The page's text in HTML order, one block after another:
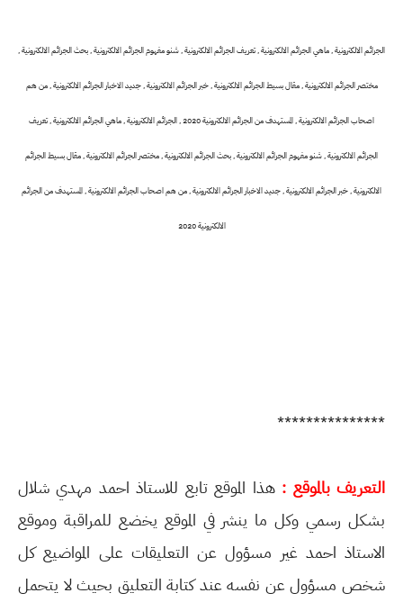
الجرائم الالكترونية , ماهي الجرائم الالكترونية , تعريف الجرائم الالكترونية , شنو مفهوم الجرائم الالكترونية , بحث الجرائم الالكترونية ,
مختصر الجرائم الالكترونية , مقال بسيط الجرائم الالكترونية , خبر الجرائم الالكترونية , جديد الاخبار الجرائم الالكترونية , من هم
اصحاب الجرائم الالكترونية , المستهدف من الجرائم الالكترونية 2020 , الجرائم الالكترونية , ماهي الجرائم الالكترونية , تعريف
الجرائم الالكترونية , شنو مفهوم الجرائم الالكترونية , بحث الجرائم الالكترونية , مختصر الجرائم الالكترونية , مقال بسيط الجرائم
الالكترونية , خبر الجرائم الالكترونية , جديد الاخبار الجرائم الالكترونية , من هم اصحاب الجرائم الالكترونية , المستهدف من الجرائم
الالكترونية 2020
***************
التعريف بالموقع : هذا الموقع تابع للاستاذ احمد مهدي شلال
بشكل رسمي وكل ما ينشر في الموقع يخضع للمراقبة وموقع
الاستاذ احمد غير مسؤول عن التعليقات على المواضيع كل
شخص مسؤول عن نفسه عند كتابة التعليق بحيث لا يتحمل